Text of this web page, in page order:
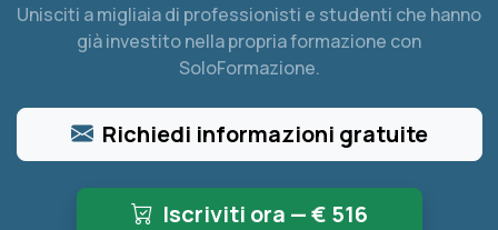
Unisciti a migliaia di professionisti e studenti che hanno
già investito nella propria formazione con
SoloFormazione.
Richiedi informazioni gratuite
Iscriviti ora — € 516